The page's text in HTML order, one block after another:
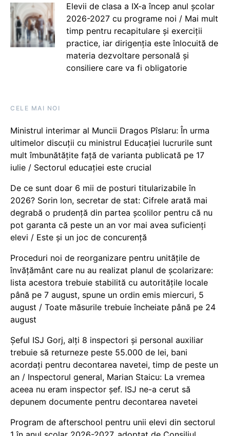
Elevii de clasa a IX-a încep anul școlar
2026-2027 cu programe noi / Mai mult
timp pentru recapitulare și exerciții
practice, iar dirigenția este înlocuită de
materia dezvoltare personală și
consiliere care va fi obligatorie
CELE MAI NOI
Ministrul interimar al Muncii Dragos Pîslaru: În urma
ultimelor discuții cu ministrul Educației lucrurile sunt
mult îmbunătățite față de varianta publicată pe 17
iulie / Sectorul educației este crucial
De ce sunt doar 6 mii de posturi titularizabile în
2026? Sorin Ion, secretar de stat: Cifrele arată mai
degrabă o prudență din partea școlilor pentru că nu
pot garanta că peste un an vor mai avea suficienți
elevi / Este și un joc de concurență
Proceduri noi de reorganizare pentru unitățile de
învățământ care nu au realizat planul de școlarizare:
lista acestora trebuie stabilită cu autoritățile locale
până pe 7 august, spune un ordin emis miercuri, 5
august / Toate măsurile trebuie încheiate până pe 24
august
Șeful ISJ Gorj, alți 8 inspectori și personal auxiliar
trebuie să returneze peste 55.000 de lei, bani
acordați pentru decontarea navetei, timp de peste un
an / Inspectorul general, Marian Staicu: La vremea
aceea nu eram inspector șef. ISJ ne-a cerut să
depunem documente pentru decontarea navetei
Program de afterschool pentru unii elevi din sectorul